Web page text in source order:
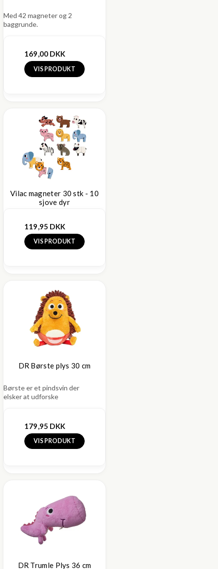
Med 42 magneter og 2
baggrunde.
169,00 DKK
VIS PRODUKT
Vilac magneter 30 stk - 10
sjove dyr
119,95 DKK
VIS PRODUKT
DR Børste plys 30 cm
Børste er et pindsvin der
elsker at udforske
179,95 DKK
VIS PRODUKT
DR Trumle Plys 36 cm